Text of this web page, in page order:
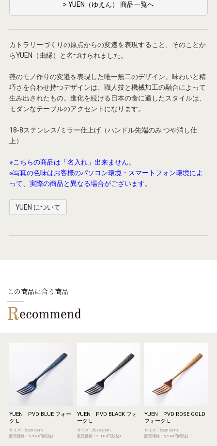
> YUEN（ゆえん） 商品一覧へ
カトラリーづくりの原点からの変遷を表現すること、そのことか
らYUEN（由縁）と名づけられました。
燕のモノ作りの変遷を表現した唯一無二のデザイン。味わいと精
巧さを合わせ持つデザインは、職人技と機械加工の融合によって
生み出されたもの。進化を続ける日本の食に適したスタイルは、
モダンなテーブルのアクセントになります。
18-8ステンレス/ミラー仕上げ（ハンドル先端のみ つや消し仕
上）
※こちらの商品は「名入れ」出来ません。
※写真の色味はお客様のパソコン環境・スマートフォン環境によ
って、実際の商品と異なる場合がございます。
YUEN について
この商品に合う商品
YUEN PVD BLUE フォー
ク L
サイズ：約202mm
販売価格：5,940円(税込)
YUEN PVD BLACK フォ
ーク L
サイズ：約202mm
販売価格：5,940円(税込)
YUEN PVD ROSE GOLD
フォーク L
サイズ：約202mm
販売価格：5,940円(税込)